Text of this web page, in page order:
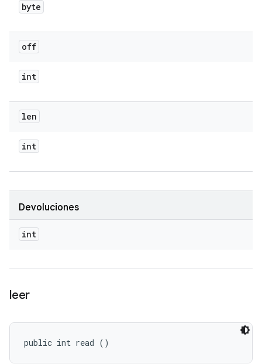
byte
off
int
len
int
Devoluciones
int
leer
public int read ()